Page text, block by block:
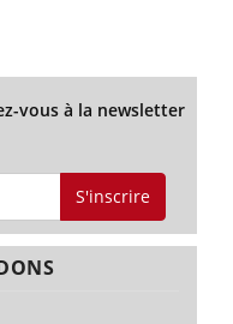
vous à la newsletter
S'inscrire